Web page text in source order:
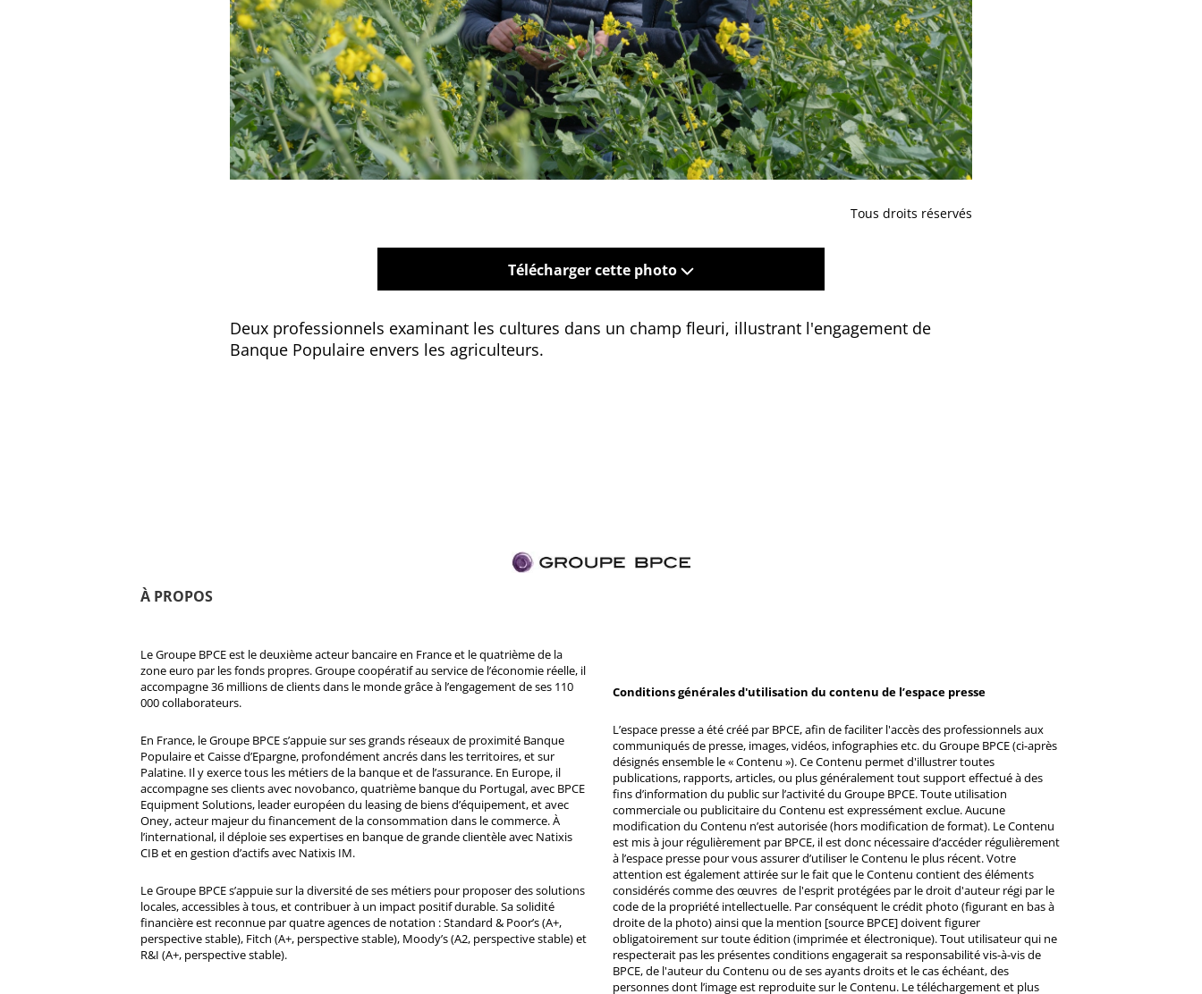
Tous droits réservés
Télécharger cette photo
Deux professionnels examinant les cultures dans un champ fleuri, illustrant l'engagement de
Banque Populaire envers les agriculteurs.
À PROPOS
Le Groupe BPCE est le deuxième acteur bancaire en France et le quatrième de la
zone euro par les fonds propres. Groupe coopératif au service de l’économie réelle, il
accompagne 36 millions de clients dans le monde grâce à l’engagement de ses 110
000 collaborateurs.
En France, le Groupe BPCE s’appuie sur ses grands réseaux de proximité Banque
Populaire et Caisse d’Epargne, profondément ancrés dans les territoires, et sur
Palatine. Il y exerce tous les métiers de la banque et de l’assurance. En Europe, il
accompagne ses clients avec novobanco, quatrième banque du Portugal, avec BPCE
Equipment Solutions, leader européen du leasing de biens d’équipement, et avec
Oney, acteur majeur du financement de la consommation dans le commerce. À
l’international, il déploie ses expertises en banque de grande clientèle avec Natixis
CIB et en gestion d’actifs avec Natixis IM.
Le Groupe BPCE s’appuie sur la diversité de ses métiers pour proposer des solutions
locales, accessibles à tous, et contribuer à un impact positif durable. Sa solidité
financière est reconnue par quatre agences de notation : Standard & Poor’s (A+,
perspective stable), Fitch (A+, perspective stable), Moody’s (A2, perspective stable) et
R&I (A+, perspective stable).
Conditions générales d'utilisation du contenu de l’espace presse
L’espace presse a été créé par BPCE, afin de faciliter l'accès des professionnels aux
communiqués de presse, images, vidéos, infographies etc. du Groupe BPCE (ci-après
désignés ensemble le « Contenu »). Ce Contenu permet d'illustrer toutes
publications, rapports, articles, ou plus généralement tout support effectué à des
fins d’information du public sur l’activité du Groupe BPCE. Toute utilisation
commerciale ou publicitaire du Contenu est expressément exclue. Aucune
modification du Contenu n’est autorisée (hors modification de format). Le Contenu
est mis à jour régulièrement par BPCE, il est donc nécessaire d’accéder régulièrement
à l’espace presse pour vous assurer d’utiliser le Contenu le plus récent. Votre
attention est également attirée sur le fait que le Contenu contient des éléments
considérés comme des œuvres de l'esprit protégées par le droit d'auteur régi par le
code de la propriété intellectuelle. Par conséquent le crédit photo (figurant en bas à
droite de la photo) ainsi que la mention [source BPCE] doivent figurer
obligatoirement sur toute édition (imprimée et électronique). Tout utilisateur qui ne
respecterait pas les présentes conditions engagerait sa responsabilité vis-à-vis de
BPCE, de l'auteur du Contenu ou de ses ayants droits et le cas échéant, des
personnes dont l’image est reproduite sur le Contenu. Le téléchargement et plus